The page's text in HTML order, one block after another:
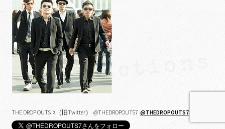
THE DROP OUTS X（旧Twitter） @THEDROPOUTS7 @THEDROPOUTS7